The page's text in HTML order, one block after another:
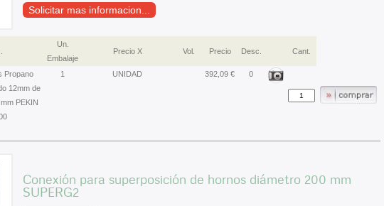
Solicitar mas informacion...
Un.
Embalaje
Precio X Vol. Precio Desc. Cant.
Propano
12mm de
PEKIN
1 UNIDAD 392,09 € 0
Conexión para superposición de hornos diámetro 200 mm
SUPERG2